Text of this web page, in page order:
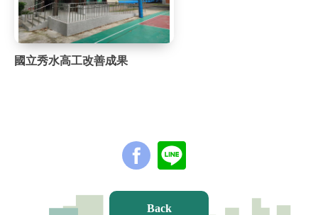
國立秀水高工改善成果
Back